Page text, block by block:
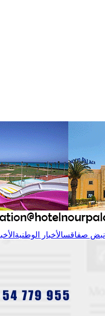
نبض صفاقسالأخبار الوطنية